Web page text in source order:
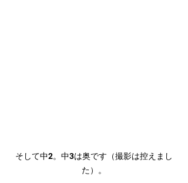
そして中2。中3は奥です（撮影は控えまし
た）。